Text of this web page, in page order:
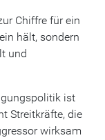
Chiffre für ein
hält, sondern
und
ist
Streitkräfte, die
wirksam